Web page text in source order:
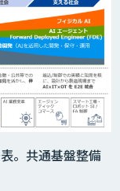
。共通基盤整備